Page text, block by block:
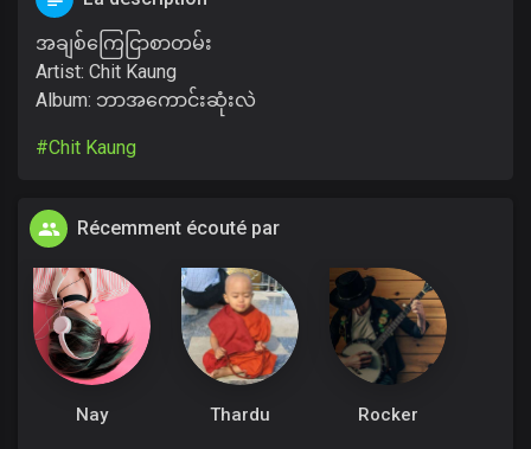
အချစ်ကြေငြာစာတမ်း
Artist: Chit Kaung
Album: ဘာအကောင်းဆုံးလဲ
#Chit Kaung
Récemment écouté par
Nay Thardu Rocker